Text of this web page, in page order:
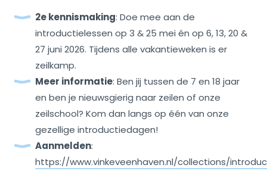
2e kennismaking: Doe mee aan de
introductielessen op 3 & 25 mei én op 6, 13, 20 &
27 juni 2026. Tijdens alle vakantieweken is er
zeilkamp.
Meer informatie: Ben jij tussen de 7 en 18 jaar
en ben je nieuwsgierig naar zeilen of onze
zeilschool? Kom dan langs op één van onze
gezellige introductiedagen!
Aanmelden:
https://www.vinkeveenhaven.nl/collections/